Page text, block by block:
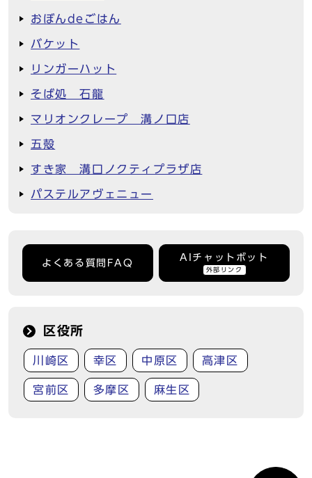
おぼんdeごはん
バケット
リンガーハット
そば処 石龍
マリオンクレープ 溝ノ口店
五殻
すき家 溝口ノクティプラザ店
パステルアヴェニュー
よくある質問FAQ
AIチャットボット
外部リンク
区役所
川崎区 幸区 中原区 高津区
宮前区 多摩区 麻生区